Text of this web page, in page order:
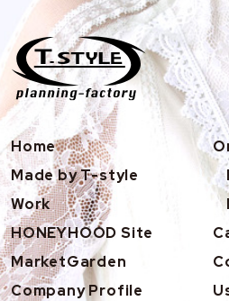
Home
Made by T-style
Work
HONEYHOOD Site
MarketGarden
Company Profile